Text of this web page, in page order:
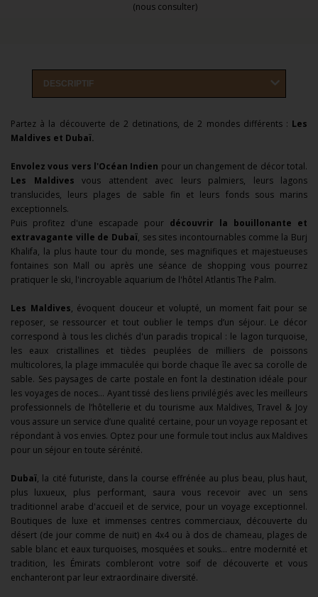
(nous consulter)
DESCRIPTIF
Partez à la découverte de 2 detinations, de 2 mondes différents : Les
Maldives et Dubaï.
Envolez vous vers l'Océan Indien pour un changement de décor total.
Les Maldives vous attendent avec leurs palmiers, leurs lagons
translucides, leurs plages de sable fin et leurs fonds sous marins
exceptionnels.
Puis profitez d'une escapade pour découvrir la bouillonante et
extravagante ville de Dubaï, ses sites incontournables comme la Burj
Khalifa, la plus haute tour du monde, ses magnifiques et majestueuses
fontaines son Mall ou après une séance de shopping vous pourrez
pratiquer le ski, l'incroyable aquarium de l'hôtel Atlantis The Palm.
Les Maldives, évoquent douceur et volupté, un moment fait pour se
reposer, se ressourcer et tout oublier le temps d’un séjour. Le décor
correspond à tous les clichés d'un paradis tropical : le lagon turquoise,
les eaux cristallines et tièdes peuplées de milliers de poissons
multicolores, la plage immaculée qui borde chaque île avec sa corolle de
sable. Ses paysages de carte postale en font la destination idéale pour
les voyages de noces... Ayant tissé des liens privilégiés avec les meilleurs
professionnels de l’hôtellerie et du tourisme aux Maldives, Travel & Joy
vous assure un service d’une qualité certaine, pour un voyage reposant et
répondant à vos envies. Optez pour une formule tout inclus aux Maldives
pour un séjour en toute sérénité.
Dubaï, la cité futuriste, dans la course effrénée au plus beau, plus haut,
plus luxueux, plus performant, saura vous recevoir avec un sens
traditionnel arabe d'accueil et de service, pour un voyage exceptionnel.
Boutiques de luxe et immenses centres commerciaux, découverte du
désert (de jour comme de nuit) en 4x4 ou à dos de chameau, plages de
sable blanc et eaux turquoises, mosquées et souks... entre modernité et
tradition, les Émirats combleront votre soif de découverte et vous
enchanteront par leur extraordinaire diversité.